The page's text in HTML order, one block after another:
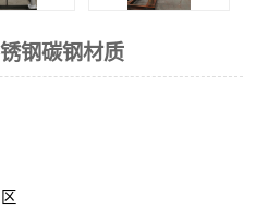
钢碳钢材质